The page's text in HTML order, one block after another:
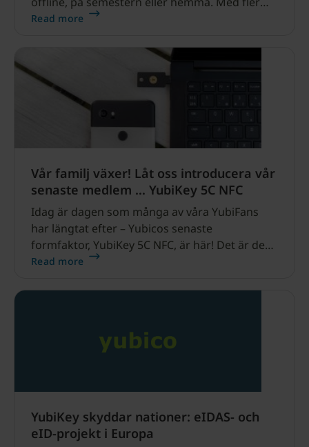
anställda som loggar in från en mängd olika
data via nätfiske och stulna
autentiseringsuppgifter.
Read more
Vår familj växer! Låt oss introducera vår
senaste medlem … YubiKey 5C NFC
Idag är dagen som många av våra YubiFans
har längtat efter – Yubicos senaste
formfaktor, YubiKey 5C NFC, är här! Det är den
första säkerhetsnyckeln med dubbla
Communication” (NFC) som tillägg till stödet
Read more
YubiKey skyddar nationer: eIDAS- och
eID-projekt i Europa